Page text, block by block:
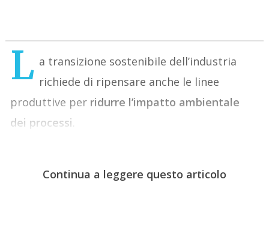
L a transizione sostenibile dell’industria
richiede di ripensare anche le linee
produttive per ridurre l’impatto ambientale
dei processi.
Continua a leggere questo articolo